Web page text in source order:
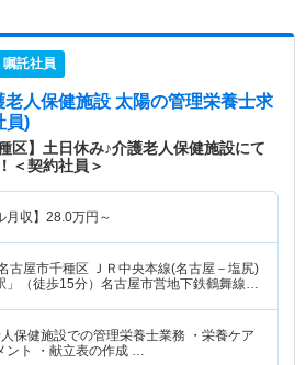
託社員
老人保健施設 太陽の管理栄養士求
員)
区】土日休み♪介護老人保健施設にて
＜契約社員＞
月収】 28.0万円～
古屋市千種区 ＪＲ中央本線(名古屋－塩尻)
」（徒歩15分）名古屋市営地下鉄鶴舞線
保健施設での管理栄養士業務 ・栄養ケア
ント ・献立表の作成 …